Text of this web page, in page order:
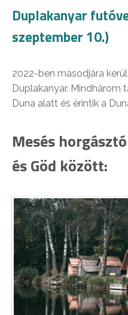
Duplakanyar
szeptember 10.)
2022-ben másodjára
Duplakanyar.
Duna alatt és érintik a
Mesés
és Göd között: